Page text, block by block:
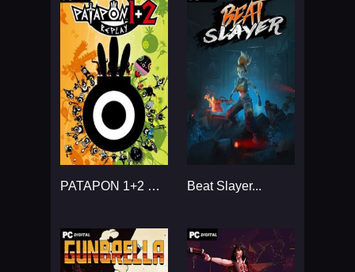
PATAPON 1+2 REPLAY... Beat Slayer...